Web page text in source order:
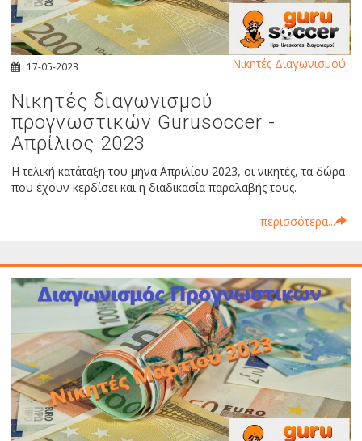
17-05-2023
Νικητές διαγωνισμού
προγνωστικών Gurusoccer -
Απρίλιος 2023
Η τελική κατάταξη του μήνα Απριλίου 2023, οι νικητές, τα δώρα
που έχουν κερδίσει και η διαδικασία παραλαβής τους.
περισσότερα...
Νικητές Διαγωνισμού